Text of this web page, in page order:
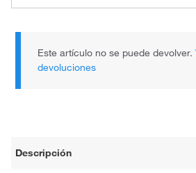
Este artículo no se puede devolver.
devoluciones
Descripción